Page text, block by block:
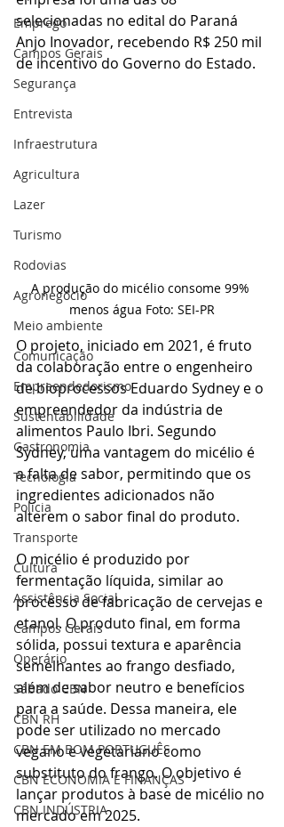
Emprego
Campos Gerais
Segurança
Entrevista
Infraestrutura
Agricultura
Lazer
Turismo
Rodovias
Agronegócio
Meio ambiente
Comunicação
Empreendedorismo
Sustentabilidade
Gastronomia
Tecnologia
Polícia
Transporte
Cultura
Assistência Social
Campos Gerais
Operário
Sábado CBN
CBN RH
CBN EM BOM PORTUGUÊS
CBN ECONOMIA E FINANÇAS
CBN INDÚSTRIA
selecionadas no edital do Paraná
Anjo Inovador, recebendo R$ 250 mil
de incentivo do Governo do Estado.
A produção do micélio consome 99%
menos água Foto: SEI-PR
O projeto, iniciado em 2021, é fruto
da colaboração entre o engenheiro
de bioprocessos Eduardo Sydney e o
empreendedor da indústria de
alimentos Paulo Ibri. Segundo
Sydney, uma vantagem do micélio é
a falta de sabor, permitindo que os
ingredientes adicionados não
alterem o sabor final do produto.
O micélio é produzido por
fermentação líquida, similar ao
processo de fabricação de cervejas e
etanol. O produto final, em forma
sólida, possui textura e aparência
semelhantes ao frango desfiado,
além de sabor neutro e benefícios
para a saúde. Dessa maneira, ele
pode ser utilizado no mercado
vegano e vegetariano como
substituto do frango. O objetivo é
lançar produtos à base de micélio no
mercado em 2025.